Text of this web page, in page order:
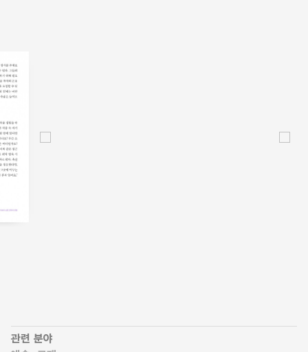
선택할 수 있는 장애인의 선택권을 무시하는 것이다.
마리 클라팟, 「치유, 뮤지엄, 장애에 관해 사색하기」, 284–285쪽
내담자가 회기에서 감상하고 싶어 하는 작품을 주체적으로
고르도록 기회를 주면 뮤지엄 미술치료 회기에 대한 저항 수준을
낮출 수 있다. 미술치료에 개별적으로 참여하는 것을 자주
작품은 참여자가 작품뿐 아니라 자기 자신을 알아가는 기회를
관련 분야